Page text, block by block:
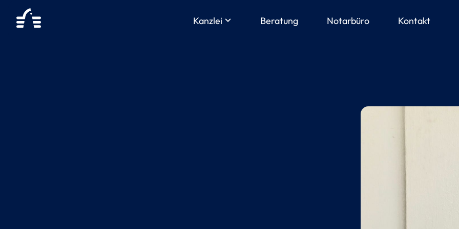
Kanzlei keyboard_arrow_down Beratung Notarbüro Kontakt